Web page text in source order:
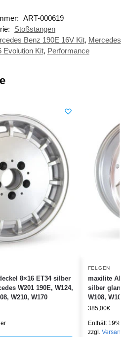
ART-000619
Stoßstangen
Benz 190E 16V Kit, Mercedes
Evolution Kit, Performance
8×16 ET34 silber
W201 190E, W124,
W210, W170
FELGEN
maxilite
silber
W108,
385,00€
Enthält 19%
zzgl. Versand